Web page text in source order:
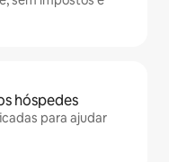
hóspedes
para ajudar